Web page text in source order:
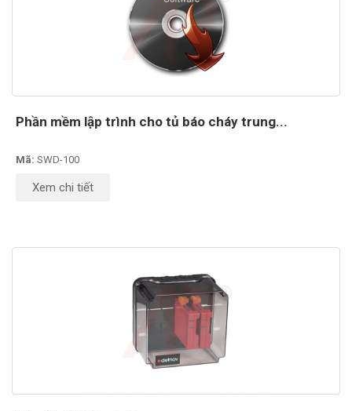
Phần mềm lập trình cho tủ báo cháy trung...
Mã: SWD-100
Xem chi tiết